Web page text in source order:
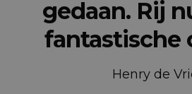
gedaan. Rij
fantastische
Henry de